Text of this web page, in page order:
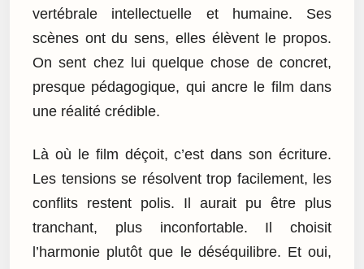
vertébrale intellectuelle et humaine. Ses
scènes ont du sens, elles élèvent le propos.
On sent chez lui quelque chose de concret,
presque pédagogique, qui ancre le film dans
une réalité crédible.
Là où le film déçoit, c’est dans son écriture.
Les tensions se résolvent trop facilement, les
conflits restent polis. Il aurait pu être plus
tranchant, plus inconfortable. Il choisit
l’harmonie plutôt que le déséquilibre. Et oui,